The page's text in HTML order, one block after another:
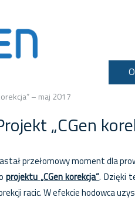
– maj 2017
„CGen
przełomowy moment dla
projektu „CGen korekcja”. Dzięki
racic. W efekcie hodowca